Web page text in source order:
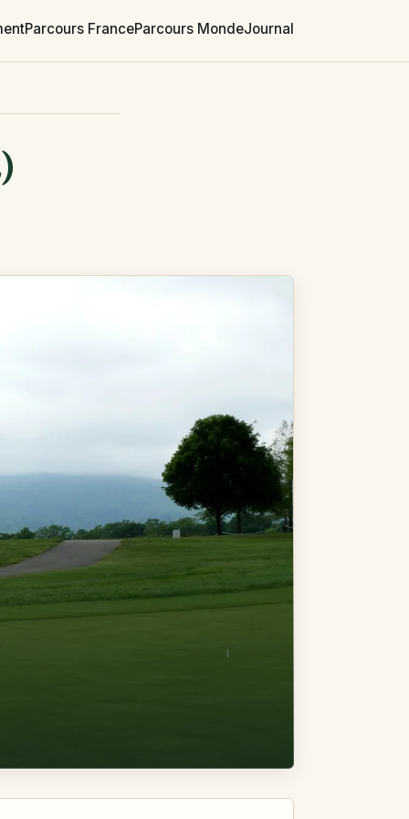
Parcours FranceParcours MondeJournal